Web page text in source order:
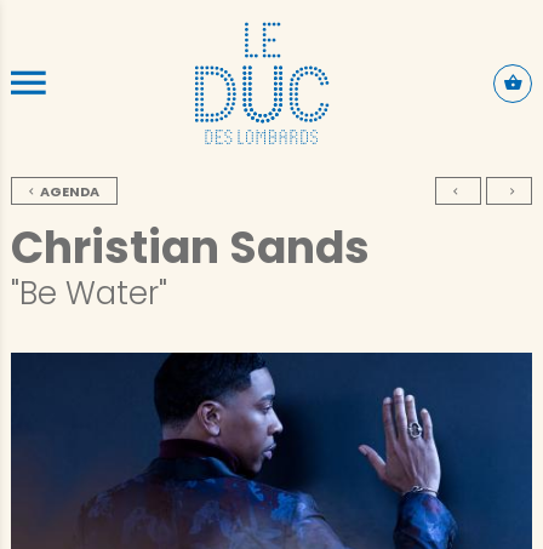
ALLER AU CONTENU PRINCIPAL
AGENDA
Christian Sands
"Be Water"